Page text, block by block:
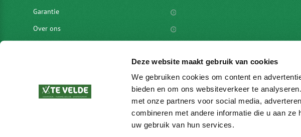
Deze website maakt gebruik van cookies
We gebruiken cookies om content en
bieden en om ons websiteverkeer te
met onze partners voor social media,
combineren met andere informatie die u aan
uw gebruik van hun services.
Garantie
Over ons
vacatures